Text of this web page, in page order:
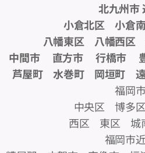
北九州市
小倉北区 小倉
八幡東区 八幡西
中間市 直方市 行橋市
芦屋町 水巻町 岡垣町
福岡市
中央区 博多
西区 東区 城
福岡市